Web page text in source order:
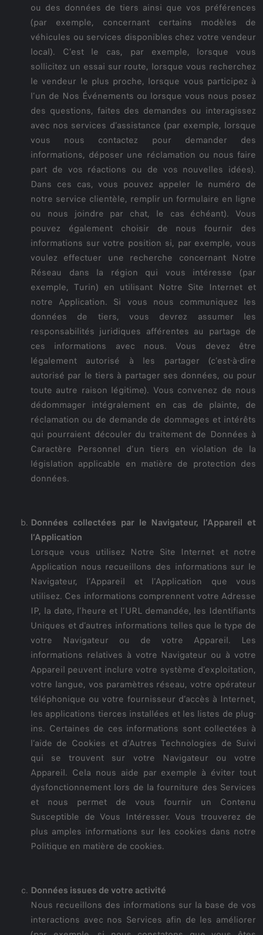
ou des données de tiers ainsi que vos préférences
(par exemple, concernant certains modèles de
véhicules ou services disponibles chez votre vendeur
local). C’est le cas, par exemple, lorsque vous
sollicitez un essai sur route, lorsque vous recherchez
le vendeur le plus proche, lorsque vous participez à
l’un de Nos Événements ou lorsque vous nous posez
des questions, faites des demandes ou interagissez
avec nos services d’assistance (par exemple, lorsque
vous nous contactez pour demander des
informations, déposer une réclamation ou nous faire
part de vos réactions ou de vos nouvelles idées).
Dans ces cas, vous pouvez appeler le numéro de
notre service clientèle, remplir un formulaire en ligne
ou nous joindre par chat, le cas échéant). Vous
pouvez également choisir de nous fournir des
informations sur votre position si, par exemple, vous
voulez effectuer une recherche concernant Notre
Réseau dans la région qui vous intéresse (par
exemple, Turin) en utilisant Notre Site Internet et
notre Application. Si vous nous communiquez les
données de tiers, vous devrez assumer les
responsabilités juridiques afférentes au partage de
ces informations avec nous. Vous devez être
légalement autorisé à les partager (c’est-à-dire
autorisé par le tiers à partager ses données, ou pour
toute autre raison légitime). Vous convenez de nous
dédommager intégralement en cas de plainte, de
réclamation ou de demande de dommages et intérêts
qui pourraient découler du traitement de Données à
Caractère Personnel d’un tiers en violation de la
législation applicable en matière de protection des
données.
Données collectées par le Navigateur, l’Appareil et
l’Application
Lorsque vous utilisez Notre Site Internet et notre
Application nous recueillons des informations sur le
Navigateur, l’Appareil et l’Application que vous
utilisez. Ces informations comprennent votre Adresse
IP, la date, l’heure et l’URL demandée, les Identifiants
Uniques et d’autres informations telles que le type de
votre Navigateur ou de votre Appareil. Les
informations relatives à votre Navigateur ou à votre
Appareil peuvent inclure votre système d’exploitation,
votre langue, vos paramètres réseau, votre opérateur
téléphonique ou votre fournisseur d’accès à Internet,
les applications tierces installées et les listes de plug-
ins. Certaines de ces informations sont collectées à
l’aide de Cookies et d’Autres Technologies de Suivi
qui se trouvent sur votre Navigateur ou votre
Appareil. Cela nous aide par exemple à éviter tout
dysfonctionnement lors de la fourniture des Services
et nous permet de vous fournir un Contenu
Susceptible de Vous Intéresser. Vous trouverez de
plus amples informations sur les cookies dans notre
Politique en matière de cookies.
Données issues de votre activité
Nous recueillons des informations sur la base de vos
interactions avec nos Services afin de les améliorer